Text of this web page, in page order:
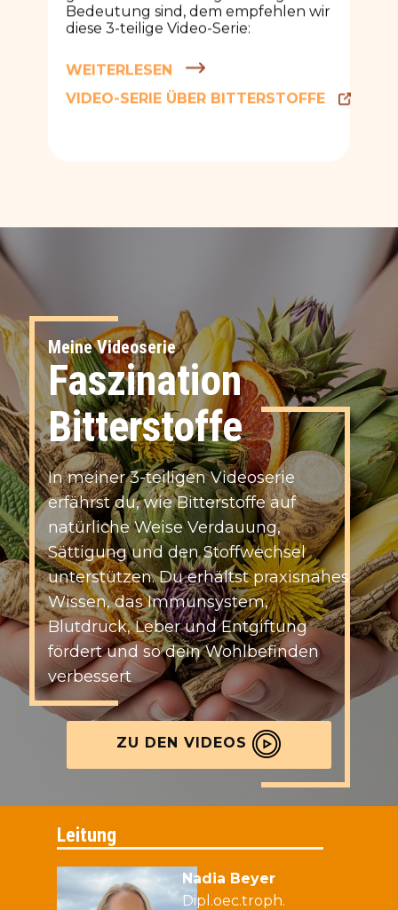
Bedeutung sind, dem empfehlen wir
diese 3-teilige Video-Serie:
WEITERLESEN
VIDEO-SERIE ÜBER BITTERSTOFFE
ZU DEN VIDEOS
Meine Videoserie
Faszination
Bitterstoffe
I​n meiner 3-teiligen Videoserie
erfährst du, wie Bitterstoffe auf
natürliche Weise Verdauung,
Sättigung und den Stoffwechsel
unterstützen. Du erhältst praxisnahes
Wissen, das Immunsystem,
Blutdruck, Leber und Entgiftung
fördert und so dein Wohlbefinden
verbessert
Leitung
Nadia Beyer
Dipl.oec.troph.